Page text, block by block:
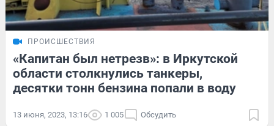
ПРОИСШЕСТВИЯ
«Капитан был нетрезв»: в Иркутской
области столкнулись танкеры,
десятки тонн бензина попали в воду
13 июня, 2023, 13:16 1 005 Обсудить